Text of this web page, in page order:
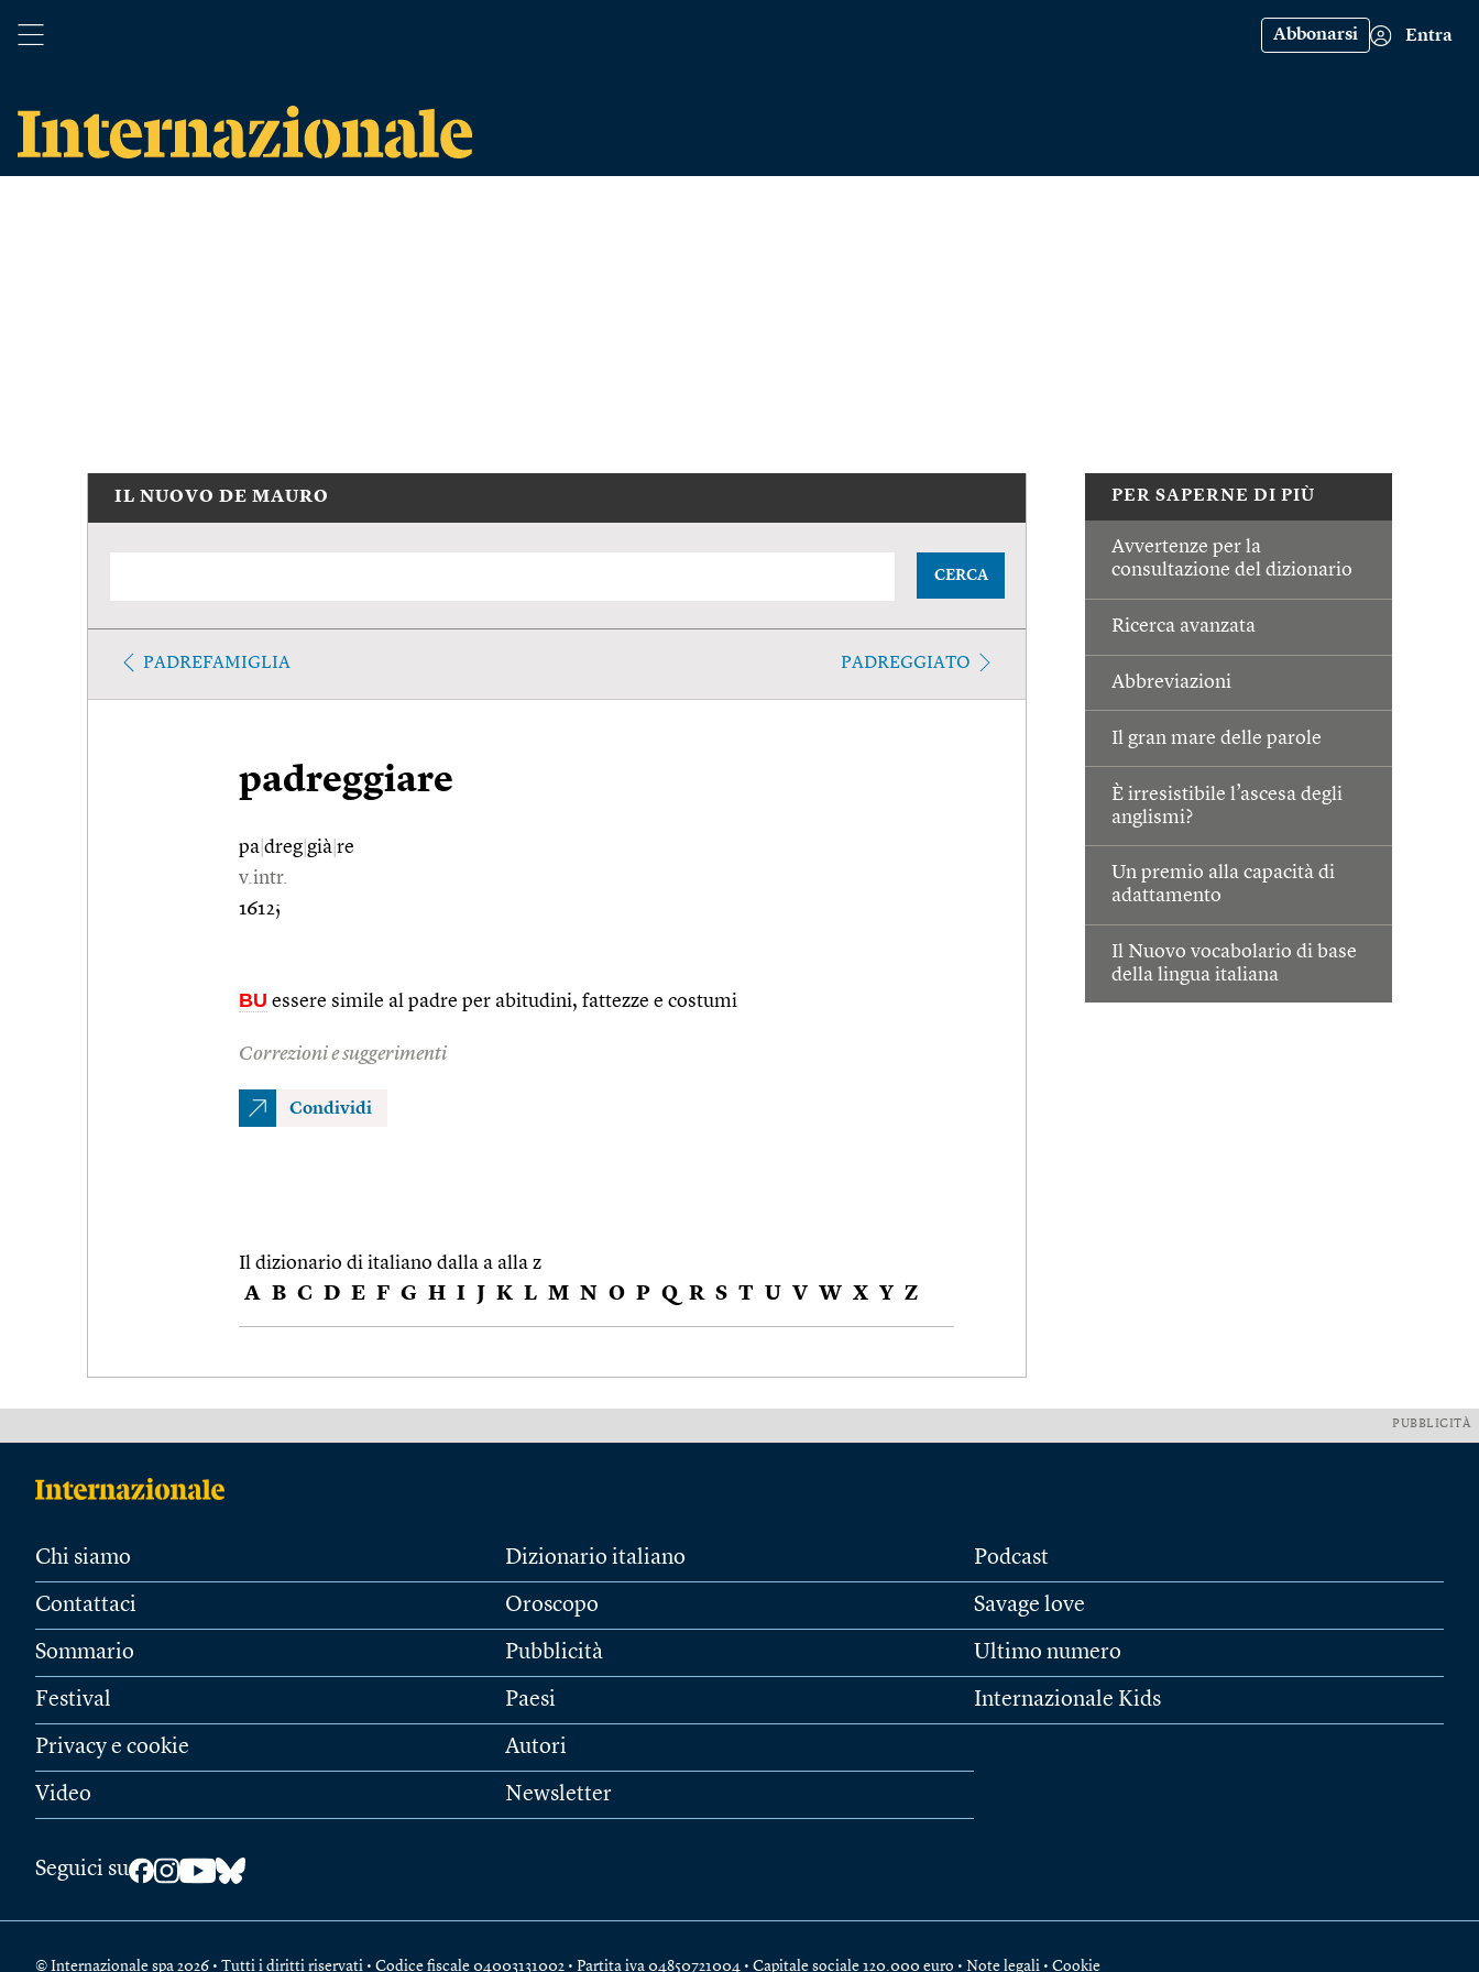
Abbonarsi Entra
PER SAPERNE DI PIÙ
Avvertenze per la
consultazione del dizionario
Ricerca avanzata
Abbreviazioni
Il gran mare delle parole
È irresistibile l’ascesa degli
anglismi?
Un premio alla capacità di
adattamento
Il Nuovo vocabolario di base
della lingua italiana
IL NUOVO DE MAURO
CERCA
PADREFAMIGLIA PADREGGIATO
padreggiare
pa dreg già re
v.intr.
1612;
BU essere simile al padre per abitudini, fattezze e costumi
Correzioni e suggerimenti
Condividi
Il dizionario di italiano dalla a alla z
A B C D E F G H I J K L M N O P Q R S T U V W X Y Z
PUBBLICITÀ
Chi siamo
Contattaci
Sommario
Festival
Privacy e cookie
Video
Dizionario italiano
Oroscopo
Pubblicità
Paesi
Autori
Newsletter
Podcast
Savage love
Ultimo numero
Internazionale Kids
Seguici su
© Internazionale spa 2026 • Tutti i diritti riservati • Codice fiscale 04003131002 • Partita iva 04850721004 • Capitale sociale 120.000 euro • Note legali • Cookie